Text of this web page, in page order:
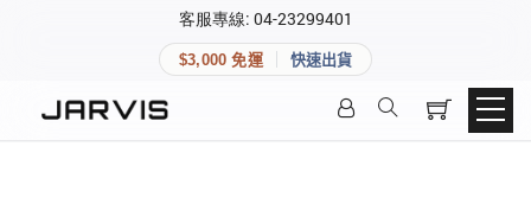
客服專線: 04-23299401
$3,000 免運 快速出貨
快速連結
登入後可查看訂單、會員資料與收藏清單。